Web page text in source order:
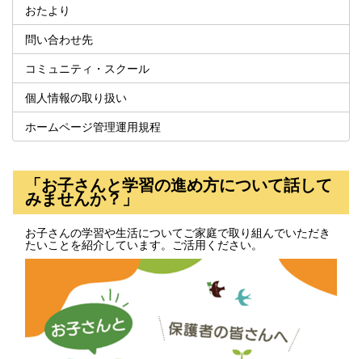
おたより
問い合わせ先
コミュニティ・スクール
個人情報の取り扱い
ホームページ管理運用規程
「お子さんと学習の進め方について話して
みませんか？」
お子さんの学習や生活についてご家庭で取り組んでいただき
たいことを紹介しています。ご活用ください。